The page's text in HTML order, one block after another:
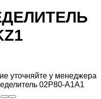
уточняйте у менеджера
02P80-A1A1